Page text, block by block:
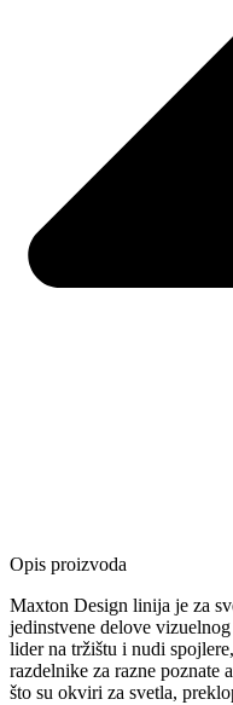
Opis proizvoda
Maxton Design linija je za
jedinstvene delove
lider na tržištu i nudi
razdelnike za razne poznate
što su okviri za svetla,